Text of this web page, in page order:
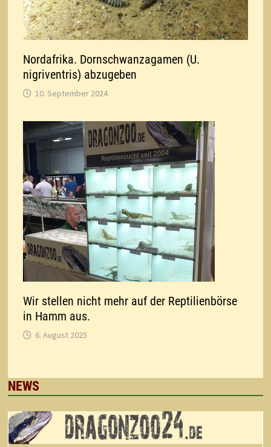
Nordafrika. Dornschwanzagamen (U.
nigriventris) abzugeben
10. September 2024
Wir stellen nicht mehr auf der Reptilienbörse
in Hamm aus.
6. August 2025
NEWS